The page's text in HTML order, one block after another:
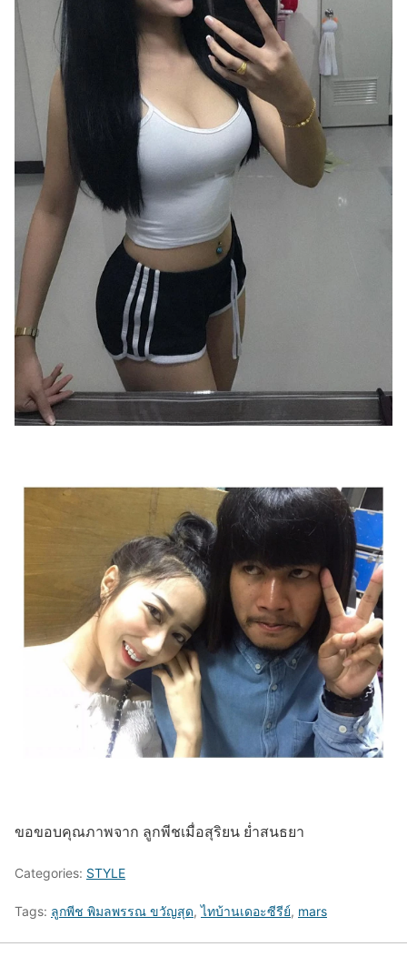
ขอขอบคุณภาพจาก ลูกพีชเมื่อสุริยน ย่ำสนธยา
Categories: STYLE
Tags: ลูกพีช พิมลพรรณ ขวัญสุด,ไทบ้านเดอะซีรีย์, mars